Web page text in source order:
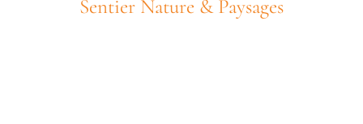
Sentier Nature & Paysages